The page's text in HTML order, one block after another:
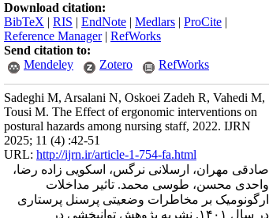
Download citation:
BibTeX | RIS | EndNote | Medlars | ProCite |
Reference Manager| RefWorks
Send citation to:
Mendeley
Zotero RefWorks
Sadeghi M, Arsalani N, Oskoei Zadeh R, Vahedi M,
Tousi M. The Effect of ergonomic interventions on
postural hazards among nursing staff, 2022. IJRN
2025; 11 (4) :42-51
URL: http://ijrn.ir/article-1-754-fa.html
صادقی مهران، ارسلانی نرگس، اسکویی زاده رضا،
واحدی محسن، طوسی محمد. تاثیر مداخلات
ارگونومیک بر مخاطرات وضعیتی پرسنل پرستاری
در سال ۱۴۰۱. نشریه پژوهش توانبخشی در